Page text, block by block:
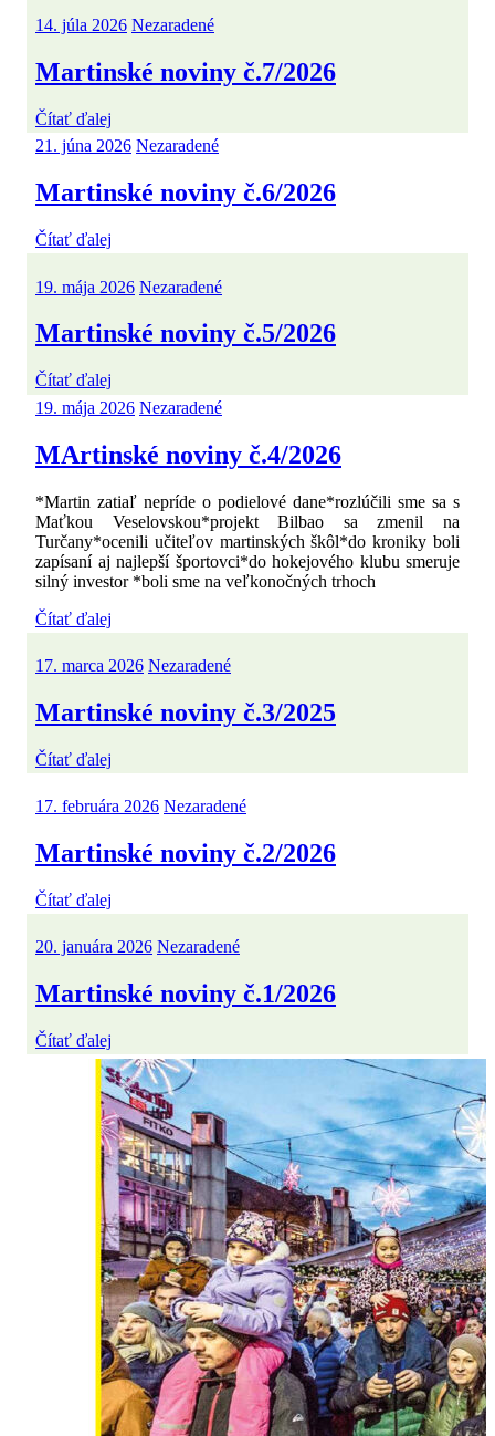
14. júla 2026 Nezaradené
Martinské noviny č.7/2026
Čítať ďalej
21. júna 2026 Nezaradené
Martinské noviny č.6/2026
Čítať ďalej
19. mája 2026 Nezaradené
Martinské noviny č.5/2026
Čítať ďalej
19. mája 2026 Nezaradené
MArtinské noviny č.4/2026
*Martin zatiaľ nepríde o podielové dane*rozlúčili sme sa s
Maťkou Veselovskou*projekt Bilbao sa zmenil na
Turčany*ocenili učiteľov martinských škôl*do kroniky boli
zapísaní aj najlepší športovci*do hokejového klubu smeruje
silný investor *boli sme na veľkonočných trhoch
Čítať ďalej
17. marca 2026 Nezaradené
Martinské noviny č.3/2025
Čítať ďalej
17. februára 2026 Nezaradené
Martinské noviny č.2/2026
Čítať ďalej
20. januára 2026 Nezaradené
Martinské noviny č.1/2026
Čítať ďalej